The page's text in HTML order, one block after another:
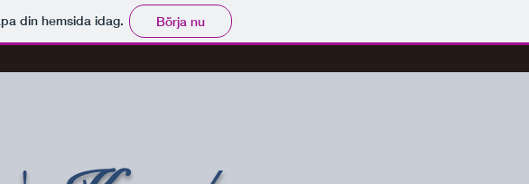
din hemsida idag. Börja nu